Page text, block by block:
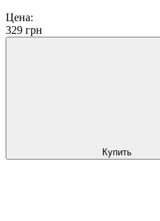
Цена:
329 грн
Купить